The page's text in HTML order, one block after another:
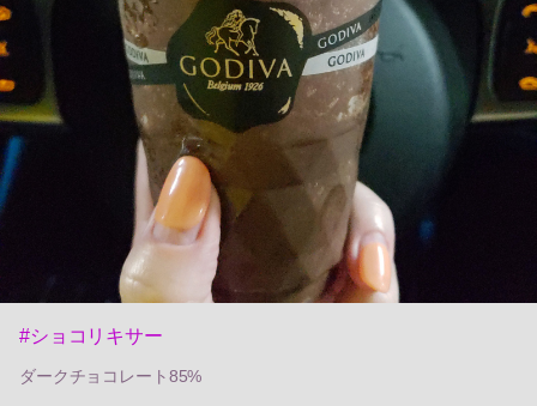
#ショコリキサー
ダークチョコレート85%